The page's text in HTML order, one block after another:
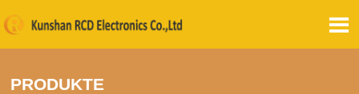

PRODUKTE